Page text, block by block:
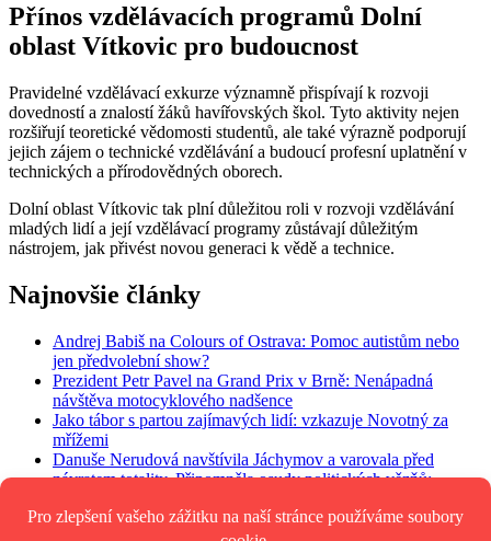
Přínos vzdělávacích programů Dolní
oblast Vítkovic pro budoucnost
Pravidelné vzdělávací exkurze významně přispívají k rozvoji
dovedností a znalostí žáků havířovských škol. Tyto aktivity nejen
rozšiřují teoretické vědomosti studentů, ale také výrazně podporují
jejich zájem o technické vzdělávání a budoucí profesní uplatnění v
technických a přírodovědných oborech.
Dolní oblast Vítkovic tak plní důležitou roli v rozvoji vzdělávání
mladých lidí a její vzdělávací programy zůstávají důležitým
nástrojem, jak přivést novou generaci k vědě a technice.
Najnovšie články
Andrej Babiš na Colours of Ostrava: Pomoc autistům nebo
jen předvolební show?
Prezident Petr Pavel na Grand Prix v Brně: Nenápadná
návštěva motocyklového nadšence
Jako tábor s partou zajímavých lidí: vzkazuje Novotný za
mřížemi
Danuše Nerudová navštívila Jáchymov a varovala před
návratem totality. Připomněla osudy politických vězňů:
Platy vrcholných politiků překročí 300 tisíc měsíčně: Kolik